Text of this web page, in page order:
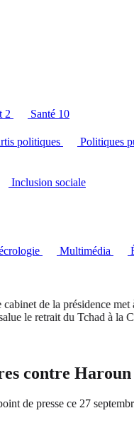
2 Santé 10
politiques
Politiques
Inclusion sociale
Multimédia
de la présidence met à nu
retrait du Tchad à la CPI
contre
de presse ce 27